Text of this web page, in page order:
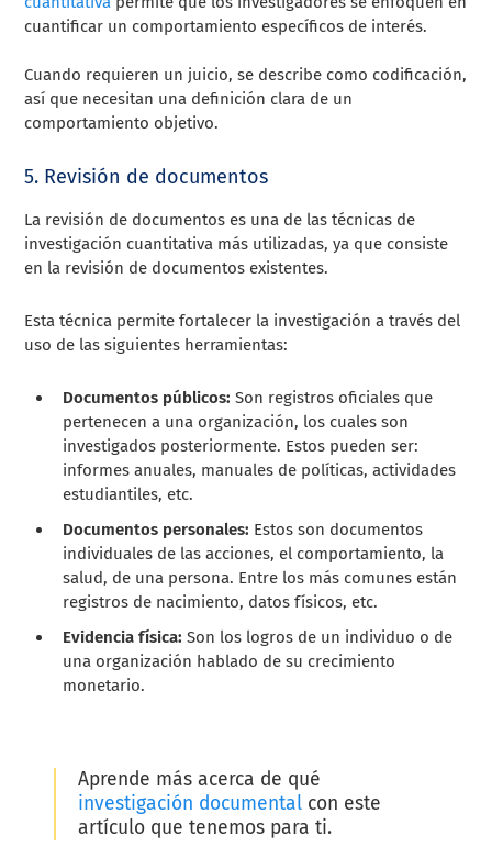
cuantificar un comportamiento específicos de interés.
Cuando requieren un juicio, se describe como codificación,
así que necesitan una definición clara de un
comportamiento objetivo.
5. Revisión de documentos
La revisión de documentos es una de las técnicas de
investigación cuantitativa más utilizadas, ya que consiste
en la revisión de documentos existentes.
Esta técnica permite fortalecer la investigación a través del
uso de las siguientes herramientas:
Documentos públicos: Son registros oficiales que
pertenecen a una organización, los cuales son
investigados posteriormente. Estos pueden ser:
informes anuales, manuales de políticas, actividades
estudiantiles, etc.
Documentos personales: Estos son documentos
individuales de las acciones, el comportamiento, la
salud, de una persona. Entre los más comunes están
registros de nacimiento, datos físicos, etc.
Evidencia física: Son los logros de un individuo o de
una organización hablado de su crecimiento
monetario.
Aprende más acerca de qué
investigación documentalcon este
artículo que tenemos para ti.